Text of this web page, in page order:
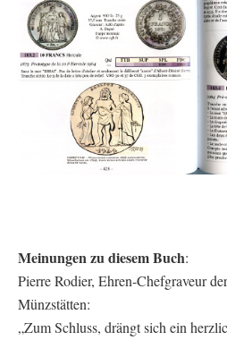
Meinungen zu diesem Buch:
Pierre Rodier, Ehren-Chefgraveur
Münzstätten:
„Zum Schluss, drängt sich ein